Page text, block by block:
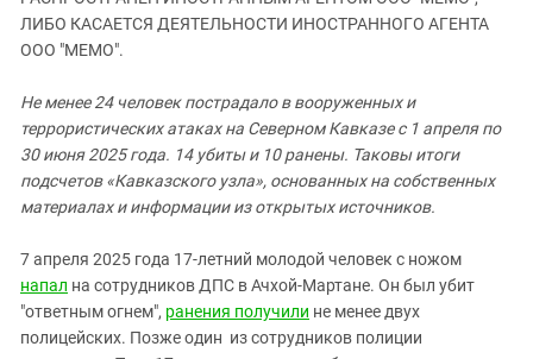
ЗАСТАВЛЯЕТ
МОБИЛИЗАЦИЯ И ПРОТЕСТЫ
Дагестан
Ингушетия
Кабардино-Балкария
Калмыкия
Карачаево-Черкесия
Краснодарский край
Российская Федерация
Ростовская область
Северная Осетия - Алания
ЛИБО КАСАЕТСЯ ДЕЯТЕЛЬНОСТИ ИНОСТРАННОГО АГЕНТА
ООО "МЕМО".
Не менее 24 человек пострадало в вооруженных и
террористических атаках на Северном Кавказе с 1 апреля по
30 июня 2025 года. 14 убиты и 10 ранены. Таковы итоги
подсчетов «Кавказского узла», основанных на собственных
материалах и информации из открытых источников.
7 апреля 2025 года 17-летний молодой человек с ножом
напал на сотрудников ДПС в Ачхой-Мартане. Он был убит
"ответным огнем", ранения получили не менее двух
полицейских. Позже один из сотрудников полиции